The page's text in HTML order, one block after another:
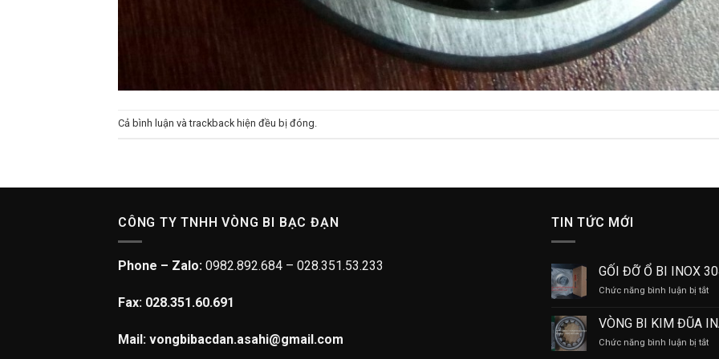
Cả bình luận và trackback hiện đều bị đóng.
CÔNG TY TNHH VÒNG BI BẠC ĐẠN
Phone – Zalo: 0982.892.684 – 028.351.53.233
Fax: 028.351.60.691
Mail: vongbibacdan.asahi@gmail.com
TIN TỨC MỚI
GỐI ĐỠ Ổ BI INOX
Chức năng bình luận bị tắtở
ĐỠ
Ổ
BI
VÒNG BI KIM ĐŨA
Chức năng bình luận bị tắtở